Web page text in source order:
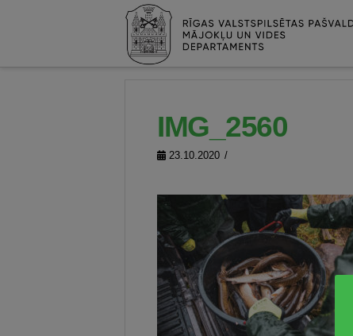
IMG_2560
23.10.2020